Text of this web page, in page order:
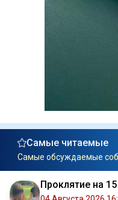
Самые читаемые
Самые обсуждаемые
Проклятие на